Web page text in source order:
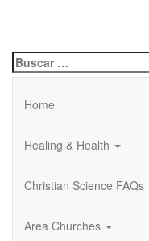
Buscar:
Home
Healing & Health
Christian Science FAQs
Area Churches